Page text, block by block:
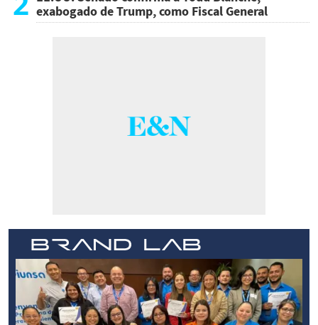
exabogado de Trump, como Fiscal General